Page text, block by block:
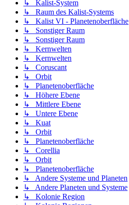
↳ Kalist-System
↳ Raum des Kalist-Systems
↳ Kalist VI - Planetenoberfläche
↳ Sonstiger Raum
↳ Sonstiger Raum
↳ Kernwelten
↳ Kernwelten
↳ Coruscant
↳ Orbit
↳ Planetenoberfläche
↳ Höhere Ebene
↳ Mittlere Ebene
↳ Untere Ebene
↳ Kuat
↳ Orbit
↳ Planetenoberfläche
↳ Corellia
↳ Orbit
↳ Planetenoberfläche
↳ Andere Systeme und Planeten
↳ Andere Planeten und Systeme
↳ Kolonie Region